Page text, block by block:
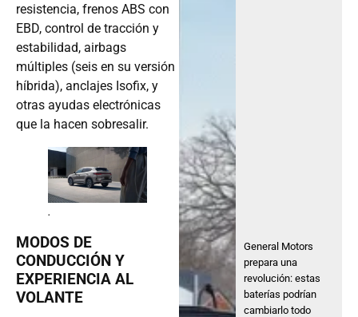
resistencia, frenos ABS con
EBD, control de tracción y
estabilidad, airbags
múltiples (seis en su versión
híbrida), anclajes Isofix, y
otras ayudas electrónicas
que la hacen sobresalir.
.
MODOS DE
CONDUCCIÓN Y
EXPERIENCIA AL
VOLANTE
General Motors
prepara una
revolución: estas
baterías podrían
cambiarlo todo